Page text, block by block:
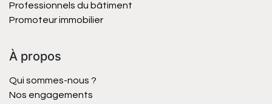
Professionnels du bâtiment
Promoteur immobilier
À propos
Qui sommes-nous ?
Nos engagements